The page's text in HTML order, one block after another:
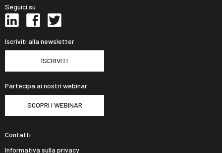
Seguici su
Iscriviti alla newsletter
ISCRIVITI
Partecipa ai nostri webinar
SCOPRI I WEBINAR
Contatti
Informativa sulla privacy